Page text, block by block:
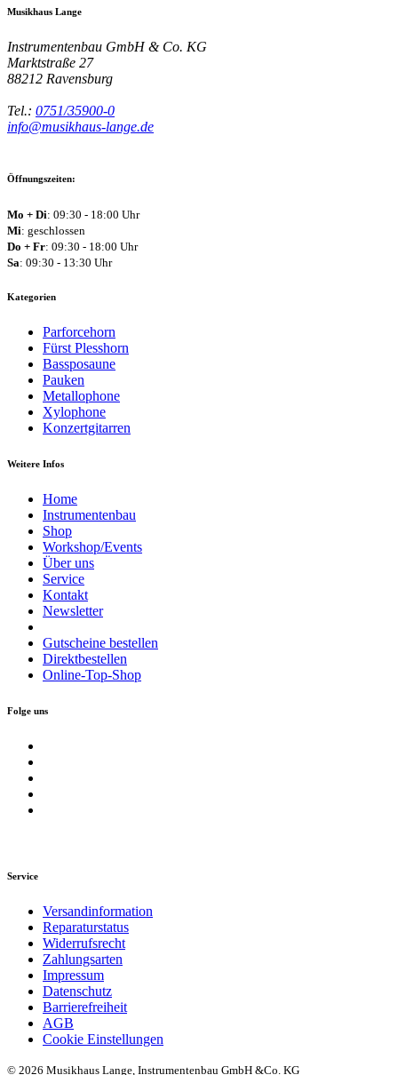
Musikhaus Lange
Instrumentenbau GmbH & Co. KG
Marktstraße 27
88212 Ravensburg
Tel.: 0751/35900-0
info@musikhaus-lange.de
Öffnungszeiten:
Mo + Di: 09:30 - 18:00 Uhr
Mi: geschlossen
Do + Fr: 09:30 - 18:00 Uhr
Sa: 09:30 - 13:30 Uhr
Kategorien
Parforcehorn
Fürst Plesshorn
Bassposaune
Pauken
Metallophone
Xylophone
Konzertgitarren
Weitere Infos
Home
Instrumentenbau
Shop
Workshop/Events
Über uns
Service
Kontakt
Newsletter
Gutscheine bestellen
Direktbestellen
Online-Top-Shop
Folge uns
Service
Versandinformation
Reparaturstatus
Widerrufsrecht
Zahlungsarten
Impressum
Datenschutz
Barrierefreiheit
AGB
Cookie Einstellungen
© 2026 Musikhaus Lange, Instrumentenbau GmbH &Co. KG